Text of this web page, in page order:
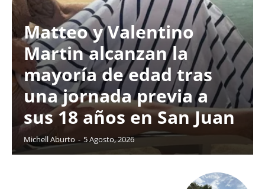
Matteo y Valentino
Martin alcanzan la
mayoría de edad tras
una jornada previa a
sus 18 años en San Juan
Michell Aburto - 5 Agosto, 2026